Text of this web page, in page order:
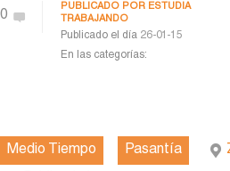
0
PUBLICADO POR ESTUDIA
TRABAJANDO
Publicado el día 26-01-15
En las categorías:
Medio Tiempo Pasantía